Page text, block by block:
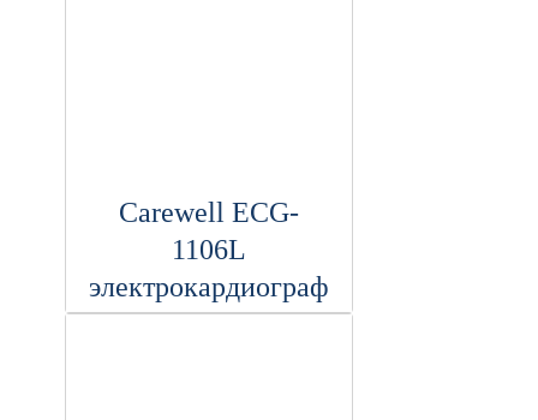
Carewell ECG-
1106L
электрокардиограф